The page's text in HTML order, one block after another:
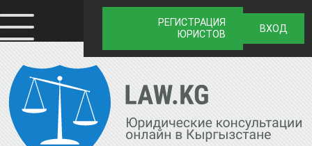
РЕГИСТРАЦИЯ
ЮРИСТОВ
ВХОД